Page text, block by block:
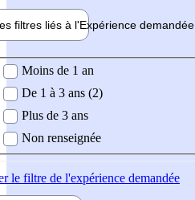
filtres liés à l'Expérience demandée
demandée
Moins de 1 an
De 1 à 3 ans (2)
Plus de 3 ans
Non renseignée
le filtre de l'expérience demandée